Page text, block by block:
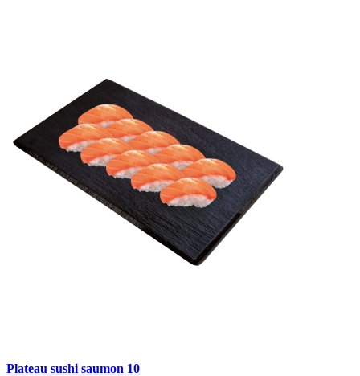
Plateau sushi saumon 10